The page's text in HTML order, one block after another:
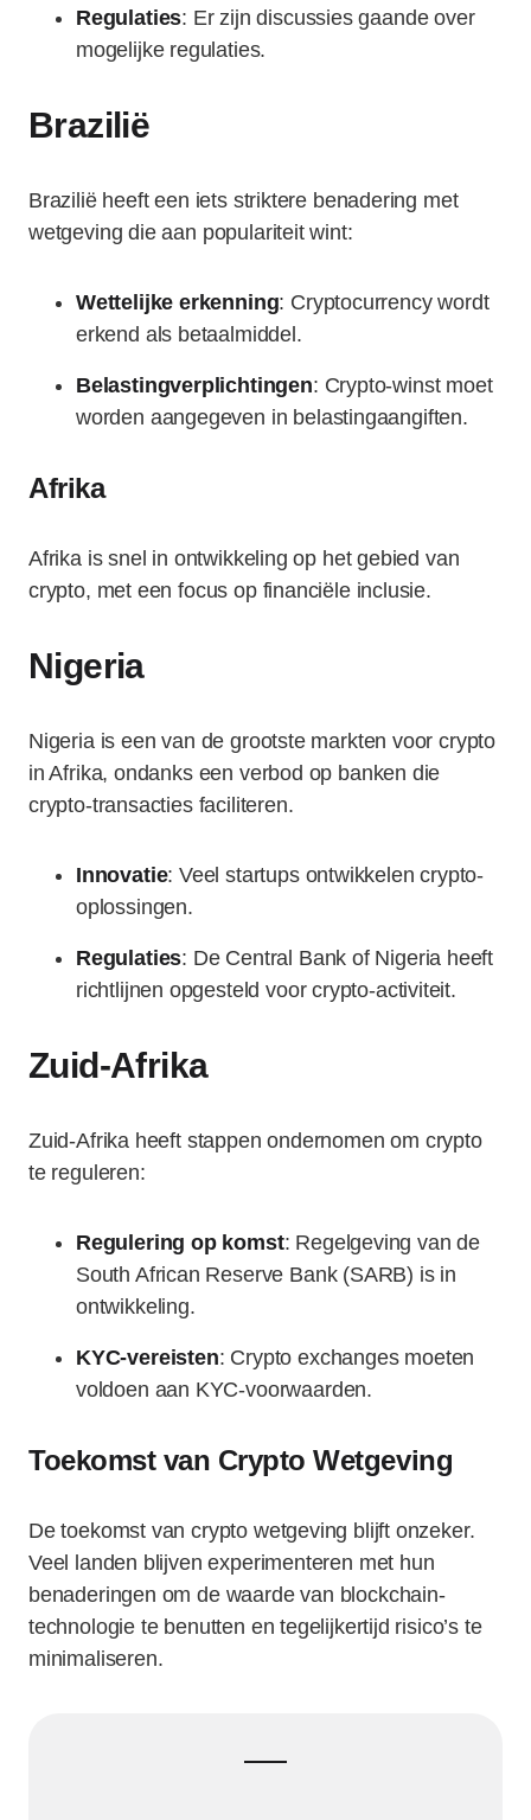
Regulaties: Er zijn discussies gaande over
mogelijke regulaties.
Brazilië
Brazilië heeft een iets striktere benadering met
wetgeving die aan populariteit wint:
Wettelijke erkenning: Cryptocurrency wordt
erkend als betaalmiddel.
Belastingverplichtingen: Crypto-winst moet
worden aangegeven in belastingaangiften.
Afrika
Afrika is snel in ontwikkeling op het gebied van
crypto, met een focus op financiële inclusie.
Nigeria
Nigeria is een van de grootste markten voor crypto
in Afrika, ondanks een verbod op banken die
crypto-transacties faciliteren.
Innovatie: Veel startups ontwikkelen crypto-
oplossingen.
Regulaties: De Central Bank of Nigeria heeft
richtlijnen opgesteld voor crypto-activiteit.
Zuid-Afrika
Zuid-Afrika heeft stappen ondernomen om crypto
te reguleren:
Regulering op komst: Regelgeving van de
South African Reserve Bank (SARB) is in
ontwikkeling.
KYC-vereisten: Crypto exchanges moeten
voldoen aan KYC-voorwaarden.
Toekomst van Crypto Wetgeving
De toekomst van crypto wetgeving blijft onzeker.
Veel landen blijven experimenteren met hun
benaderingen om de waarde van blockchain-
technologie te benutten en tegelijkertijd risico’s te
minimaliseren.